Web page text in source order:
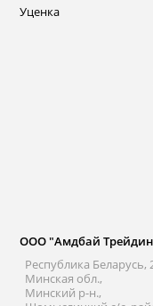
Уценка
ООО "Амдбай
Республика Беларусь,
Минская обл.,
Минский р-н.,